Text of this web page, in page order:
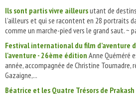
Ils sont partis vivre ailleursutant de
l’ailleurs et qui se racontent en 28 portraits
comme un marche-pied vers le grand saut. ~
Festival international du film d’aventure
l'aventure - 26ème édition Anne Quéméré
année, accompagnée de Christine Tournadre,
Gazaigne,...
Béatrice et les Quatre Trésors de Prakash